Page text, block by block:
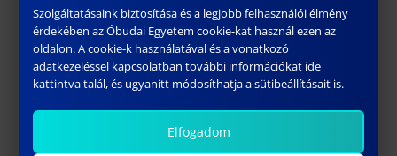
50.000,-Ft/hó/fő
Jelentkezési határidő: 2016. április
15.
Szolgáltatásaink biztosítása és a legjobb felhasználói élmény
érdekében az Óbudai Egyetem cookie-kat használ ezen az
oldalon. A cookie-k használatával és a vonatkozó
adatkezeléssel kapcsolatban további információkat ide
kattintva talál, és ugyanitt módosíthatja a sütibeállításait is.
Elfogadom